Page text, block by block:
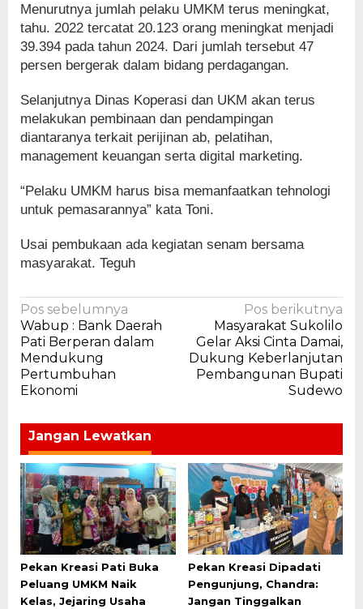
Menurutnya jumlah pelaku UMKM terus meningkat,
tahu. 2022 tercatat 20.123 orang meningkat menjadi
39.394 pada tahun 2024. Dari jumlah tersebut 47
persen bergerak dalam bidang perdagangan.
Selanjutnya Dinas Koperasi dan UKM akan terus
melakukan pembinaan dan pendampingan
diantaranya terkait perijinan ab, pelatihan,
management keuangan serta digital marketing.
“Pelaku UMKM harus bisa memanfaatkan tehnologi
untuk pemasarannya” kata Toni.
Usai pembukaan ada kegiatan senam bersama
masyarakat. Teguh
Navigasi
pos
Pos sebelumnya
Wabup : Bank Daerah
Pati Berperan dalam
Mendukung
Pertumbuhan
Ekonomi
Pos berikutnya
Masyarakat Sukolilo
Gelar Aksi Cinta Damai,
Dukung Keberlanjutan
Pembangunan Bupati
Sudewo
Jangan Lewatkan
Pekan Kreasi Pati Buka
Peluang UMKM Naik
Kelas, Jejaring Usaha
Pekan Kreasi Dipadati
Pengunjung, Chandra:
Jangan Tinggalkan